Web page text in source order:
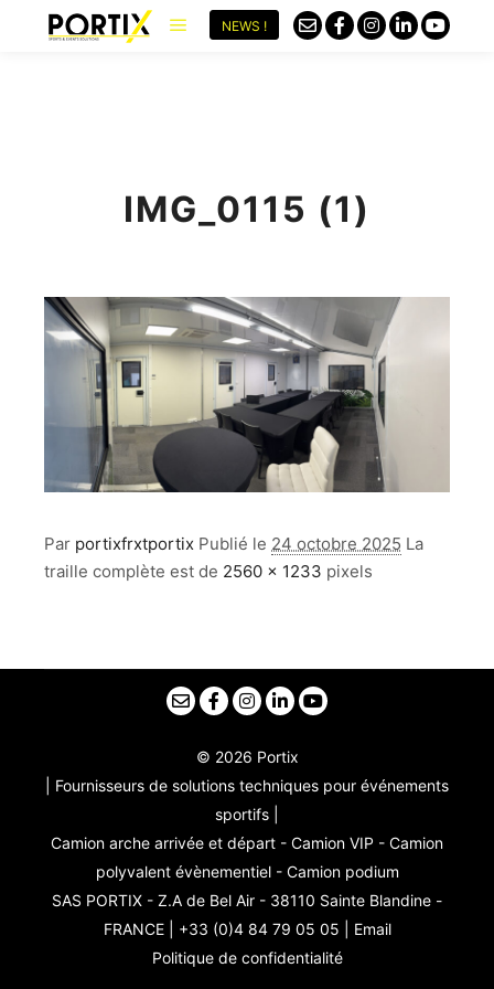
NEWS !
IMG_0115 (1)
Par portixfrxtportix Publié le 24 octobre 2025 La
traille complète est de 2560 × 1233 pixels
© 2026 Portix
| Fournisseurs de solutions techniques pour événements
sportifs |
Camion arche arrivée et départ - Camion VIP - Camion
polyvalent évènementiel - Camion podium
SAS PORTIX - Z.A de Bel Air - 38110 Sainte Blandine -
FRANCE | +33 (0)4 84 79 05 05 | Email
Politique de confidentialité